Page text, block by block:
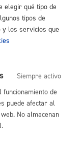
cuyo caso, el
por motivos
de posibles
o en su caso,
debidamente
ante la
C/ Beato
a de
elegir qué tipo de
tipos de
y los servicios que
Siempre activo
de
puede afectar al
No almacenan